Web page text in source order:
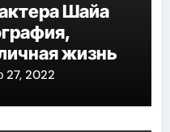
Шайа
жизнь
27, 2022